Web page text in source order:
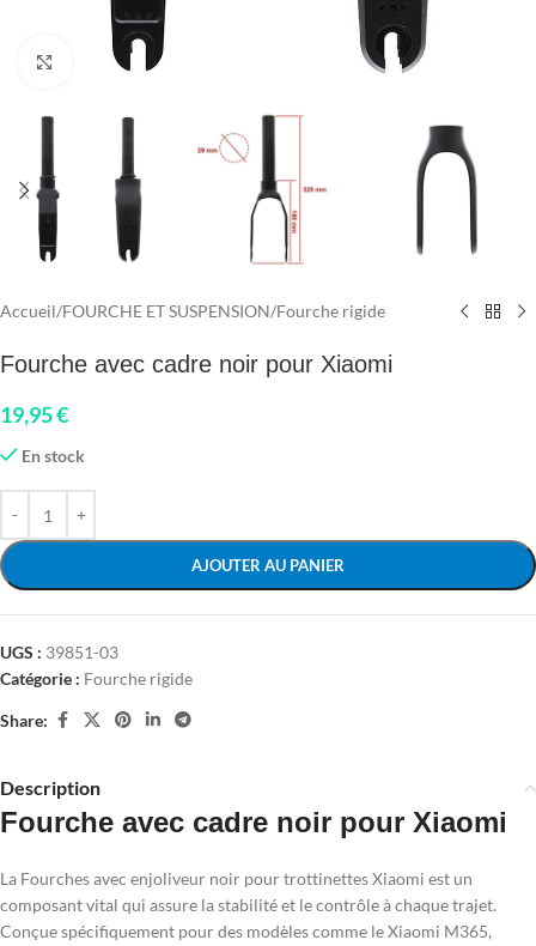
Click to enlarge
Accueil/FOURCHE ET SUSPENSION/Fourche rigide
Fourche avec cadre noir pour Xiaomi
19,95€
En stock
AJOUTER AU PANIER
UGS : 39851-03
Catégorie : Fourche rigide
Share:
Description
Fourche avec cadre noir pour Xiaomi
La Fourches avec enjoliveur noir pour trottinettes Xiaomi est un
composant vital qui assure la stabilité et le contrôle à chaque trajet.
Conçue spécifiquement pour des modèles comme le Xiaomi M365,